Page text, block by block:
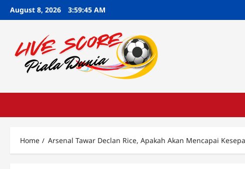
SkipAugust 8, 2026 3:59:46 AM
Home Arsenal Tawar Declan Rice, Apakah Akan Mencapai